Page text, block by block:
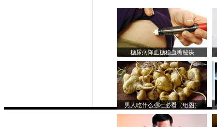
糖尿病降血糖稳血糖秘诀
男人吃什么强壮必看（组图）